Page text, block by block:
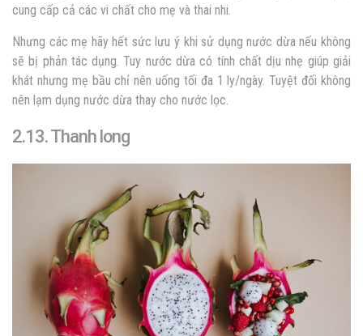
cung cấp cả các vi chất cho mẹ và thai nhi.
Nhưng các mẹ hãy hết sức lưu ý khi sử dụng nước dừa nếu không
sẽ bị phản tác dụng. Tuy nước dừa có tính chất dịu nhẹ giúp giải
khát nhưng mẹ bầu chỉ nên uống tối đa 1 ly/ngày. Tuyệt đối không
nên lạm dụng nước dừa thay cho nước lọc.
2.13. Thanh long